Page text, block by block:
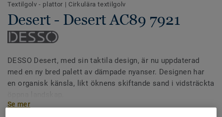
Textilgolv - plattor | Cirkulära textilgolv
Desert - Desert AC89 7921
DESSO Desert, med sin taktila design, är nu uppdaterad
med en ny bred palett av dämpade nyanser. Designen har
en organisk känsla, likt öknens skiftande sand i vidsträckta
Se mer